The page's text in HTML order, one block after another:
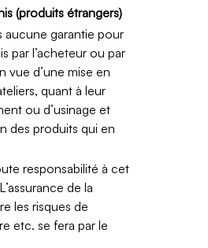
(produits étrangers)
aucune garantie pour
par l’acheteur ou par
vue d’une mise en
quant à leur
ou d’usinage et
des produits qui en
responsabilité à cet
de la
les risques de
etc. se fera par le